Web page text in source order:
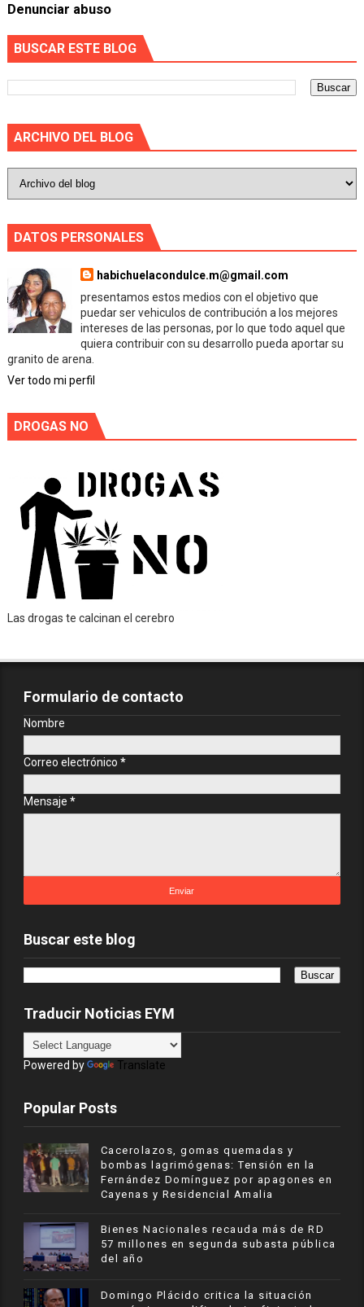
Denunciar abuso
BUSCAR ESTE BLOG
ARCHIVO DEL BLOG
DATOS PERSONALES
habichuelacondulce.m@gmail.com
presentamos estos medios con el objetivo que
puedar ser vehiculos de contribución a los mejores
intereses de las personas, por lo que todo aquel que
quiera contribuir con su desarrollo pueda aportar su
granito de arena.
Ver todo mi perfil
DROGAS NO
Las drogas te calcinan el cerebro
Formulario de contacto
Nombre
Correo electrónico *
Mensaje *
Buscar este blog
Traducir Noticias EYM
Powered by Translate
Popular Posts
Cacerolazos, gomas quemadas y
bombas lagrimógenas: Tensión en la
Fernández Domínguez por apagones en
Cayenas y Residencial Amalia
Bienes Nacionales recauda más de RD
57 millones en segunda subasta pública
del año
​Domingo Plácido critica la situación